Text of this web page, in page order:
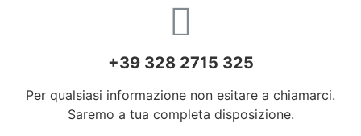
+39 328 2715 325
Per qualsiasi informazione non esitare a chiamarci.
Saremo a tua completa disposizione.